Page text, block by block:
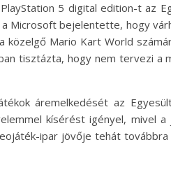
5 digital edition-t az
bejelentette, hogy
Mario Kart World
tisztázta, hogy nem tervezi
áremelkedését az
kísérést igényel, mivel
ipar jövője tehát